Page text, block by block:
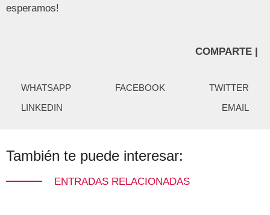
esperamos!
COMPARTE |
WHATSAPP FACEBOOK
TWITTER
LINKEDIN
EMAIL
También te puede interesar:
ENTRADAS RELACIONADAS